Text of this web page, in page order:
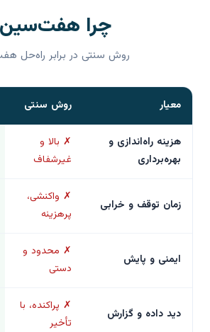
چرا
روش سنتی در برابر راه‌حل
معیار روش سنتی
هزینه راه‌اندازی و
بهره‌برداری
✗ بالا و
غیرشفاف
زمان توقف و خرابی
✗ واکنشی،
پرهزینه
ایمنی و پایش
✗ محدود و
دستی
دید داده و گزارش
✗ پراکنده، با
تأخیر